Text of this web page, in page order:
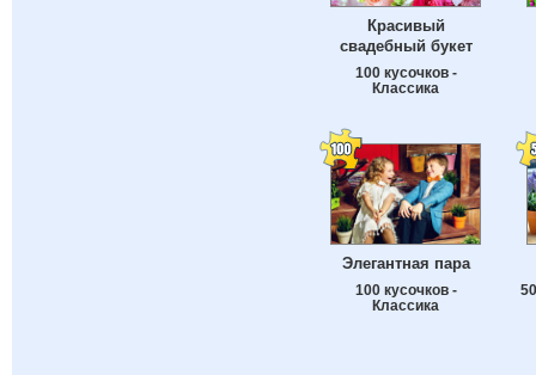
Красивый
свадебный букет
100 кусочков -
Классика
Элегантная пара
100 кусочков -
Классика